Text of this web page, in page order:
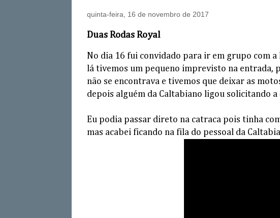
quinta-feira, 16 de novembro de 2017
Duas Rodas Royal
No dia 16 fui convidado para ir em grupo com a
lá tivemos um pequeno imprevisto na entrada,
não se encontrava e tivemos que deixar as
depois alguém da Caltabiano ligou solicitando
Eu podia passar direto na catraca pois tinha
mas acabei ficando na fila do pessoal da